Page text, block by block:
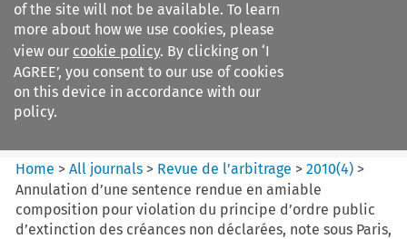
of the site will not be available. To learn
more about how we use cookies, please
view our cookie policy. By clicking on ‘I
AGREE’, you consent to our use of cookies
on this device in accordance with our
policy.
Search filters
Revue de
l%E2%80%99arbitrage
Home >All journals > Revue de l’arbitrage >2010(4) >
Annulation d’une sentence rendue en amiable
composition pour violation du principe d’ordre public
d’extinction des créances non déclarées, note sous Paris,